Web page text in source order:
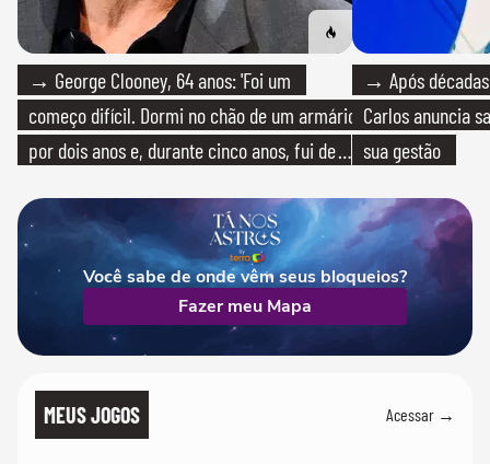
→ George Clooney, 64 anos: 'Foi um
começo difícil. Dormi no chão de um armário
por dois anos e, durante cinco anos, fui de
→ Após
Carlos anuncia
sua gestão
Você sabe de onde vêm seus bloqueios?
Fazer meu Mapa
MEUS JOGOS Acessar →